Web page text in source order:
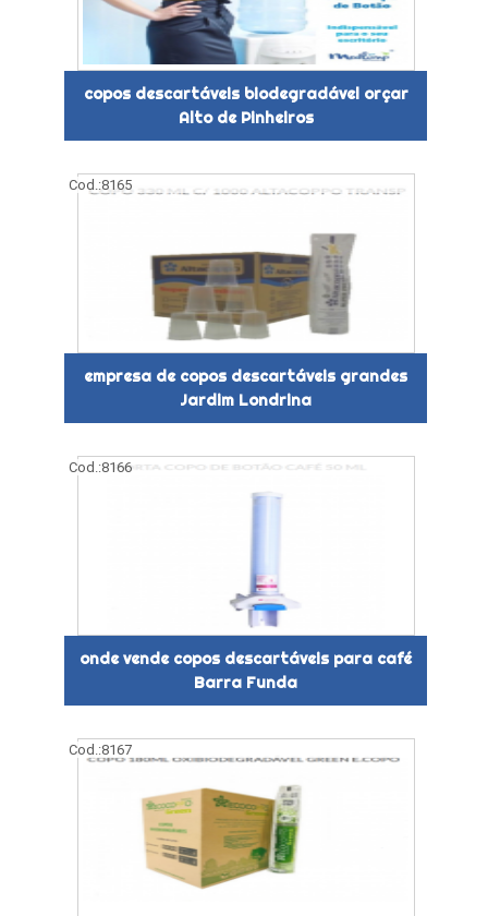
copos descartáveis biodegradável orçar
Alto de Pinheiros
Cod.:8165
empresa de copos descartáveis grandes
Jardim Londrina
Cod.:8166
onde vende copos descartáveis para café
Barra Funda
Cod.:8167